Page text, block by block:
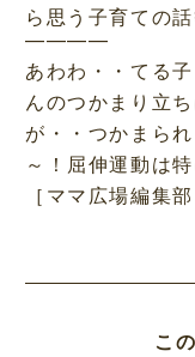
ら思う子育ての
————
あわわ・・てる
んのつかまり立
が・・つかまら
～！屈伸運動は特
［ママ広場編集部
こ